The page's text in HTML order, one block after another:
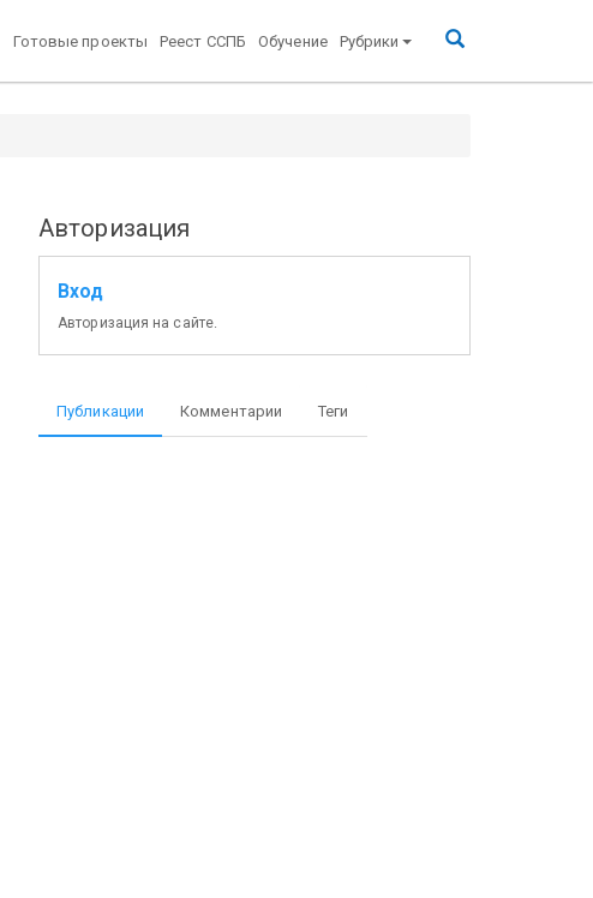
Готовые проекты Реест ССПБ Обучение Рубрики
Авторизация
Вход
Авторизация на сайте.
Публикации Комментарии Теги